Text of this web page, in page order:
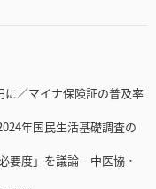
に／マイナ保険証の普及率
年国民生活基礎調査の
要度」を議論―中医協・